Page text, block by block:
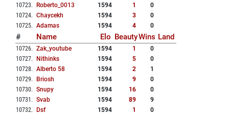
10723. Roberto_0013 1594 1
0
10724. Chaycekh 1594 3
0
10725. Adamas 1594 4 0
# Name Elo BeautyWins Land
10726. Zak_youtube 1594 1
0
10727. Nithinks 1594 5
0
10728. Alberto 58 1594 2
1
10729. Briosh 1594 9
0
10730. Snupy 1594 16
0
10731 . Svab 1594 89
9
10732. Dsf 1594 1
0